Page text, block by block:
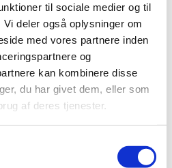
til sociale medier og til
deler også oplysninger om
med vores partnere inden
og
kan kombinere disse
du har givet dem, eller som
af deres tjenester.
Danmarks FN-
medlemskab af FN's
i UM (Fred & stabilisering,
Dansk Institut for
OSCE, Balkan,